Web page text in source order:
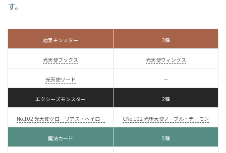
す。
効果モンスター 3種
光天使ブックス 光天使ウィングス
光天使ソード －
エクシーズモンスター 2種
No.102 光天使グローリアス・ヘイロー CNo.102 光堕天使ノーブル・デーモン
魔法カード 5種